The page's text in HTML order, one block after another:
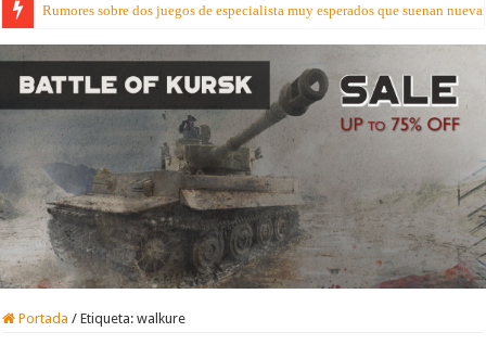
Rumores sobre dos juegos de especialista muy esperados que suenan
Portada / Etiqueta:walkure